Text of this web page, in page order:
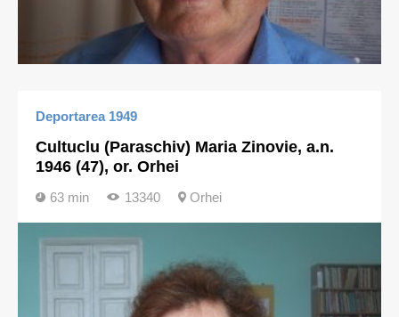
Deportarea 1949
Cultuclu (Paraschiv) Maria Zinovie, a.n.
1946 (47), or. Orhei
63 min 13340 Orhei